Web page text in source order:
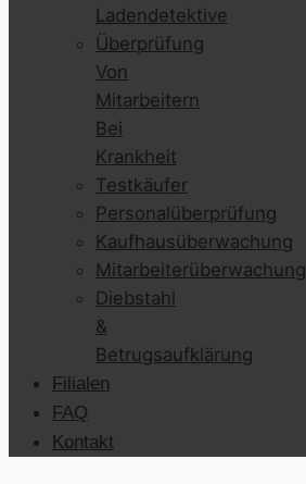
Ladendetektive
Überprüfung
Von
Mitarbeitern
Bei
Krankheit
Testkäufer
Personalüberprüfung
Kaufhausüberwachung
Mitarbeiterüberwachung
Diebstahl
&
Betrugsaufklärung
Filialen
FAQ
Kontakt